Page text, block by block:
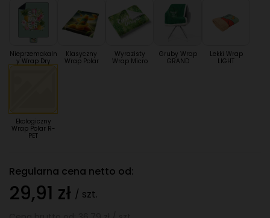
Nieprzemakaln
y Wrap Dry
Klasyczny
Wrap Polar
Wyrazisty
Wrap Micro
Gruby Wrap
GRAND
Lekki Wrap
LIGHT
Ekologiczny
Wrap Polar R-
PET
Regularna cena netto od:
29,91 zł / szt.